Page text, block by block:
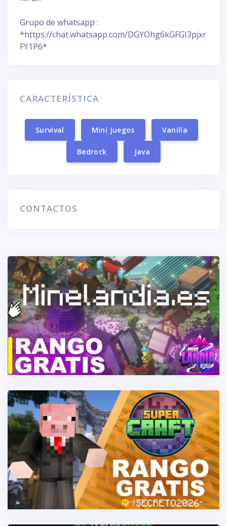
Grupo de whatsapp :
*https://chat.whatsapp.com/DGYOhg6kGFGI3pjxr
FY1P6*
CARACTERÍSTICA
Survival Mini Juegos Vanilla
Bedrock Java
CONTACTOS